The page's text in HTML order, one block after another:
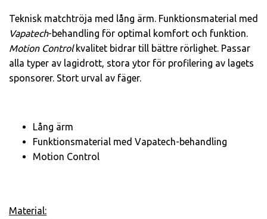
Teknisk matchtröja med lång ärm. Funktionsmaterial med
Vapatech-behandling för optimal komfort och funktion.
Motion Control kvalitet bidrar till bättre rörlighet. Passar
alla typer av lagidrott, stora ytor för profilering av lagets
sponsorer. Stort urval av fäger.
Lång ärm
Funktionsmaterial med Vapatech-behandling
Motion Control
Material: